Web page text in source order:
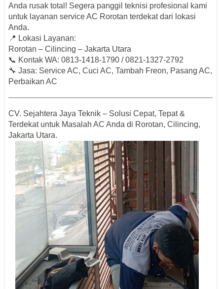
Anda rusak total! Segera panggil teknisi profesional kami
untuk layanan service AC Rorotan terdekat dari lokasi
Anda.
📍 Lokasi Layanan:
Rorotan – Cilincing – Jakarta Utara
📞 Kontak WA: 0813-1418-1790 / 0821-1327-2792
🔧 Jasa: Service AC, Cuci AC, Tambah Freon, Pasang AC,
Perbaikan AC
CV. Sejahtera Jaya Teknik – Solusi Cepat, Tepat &
Terdekat untuk Masalah AC Anda di Rorotan, Cilincing,
Jakarta Utara.